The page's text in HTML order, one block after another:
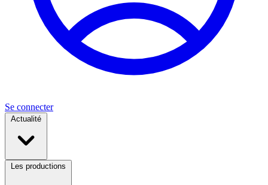
Se connecter
Actualité
Les productions